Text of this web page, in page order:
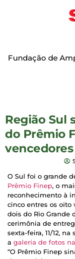
Fundação de
Região Sul
do Prêmio
vencedores
O Sul foi o grande
Prêmio Finep, o
reconhecimento à
cinco entres os oito
dois do Rio Grande
cerimônia de
sexta-feira, 11/12,
a galeria de fotos
“O Prêmio Finep